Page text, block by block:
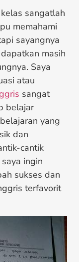
sangatlah
memahami
sayangnya
masih
Saya
atau
sangat
belajar
yang
dan
cantik
ingin
sukses dan
terfavorit